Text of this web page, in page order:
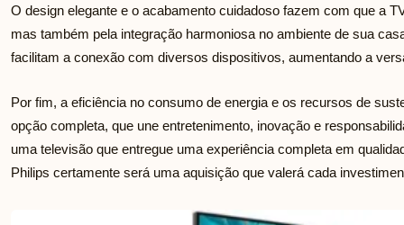
O design elegante e o acabamento cuidadoso fazem com que a
mas também pela integração harmoniosa no ambiente de sua
facilitam a conexão com diversos dispositivos, aumentando a
Por fim, a eficiência no consumo de energia e os recursos de
opção completa, que une entretenimento, inovação e
uma televisão que entregue uma experiência completa em
Philips certamente será uma aquisição que valerá cada